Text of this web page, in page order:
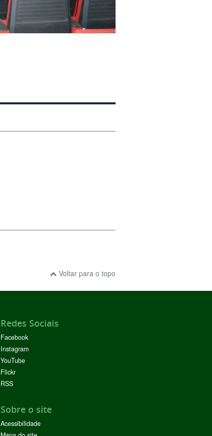
Voltar para o topo
Redes Sociais
Facebook
Instagram
YouTube
Flickr
RSS
Sobre o site
Acessibilidade